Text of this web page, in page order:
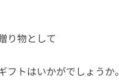
り物として
フトはいかがでしょうか。